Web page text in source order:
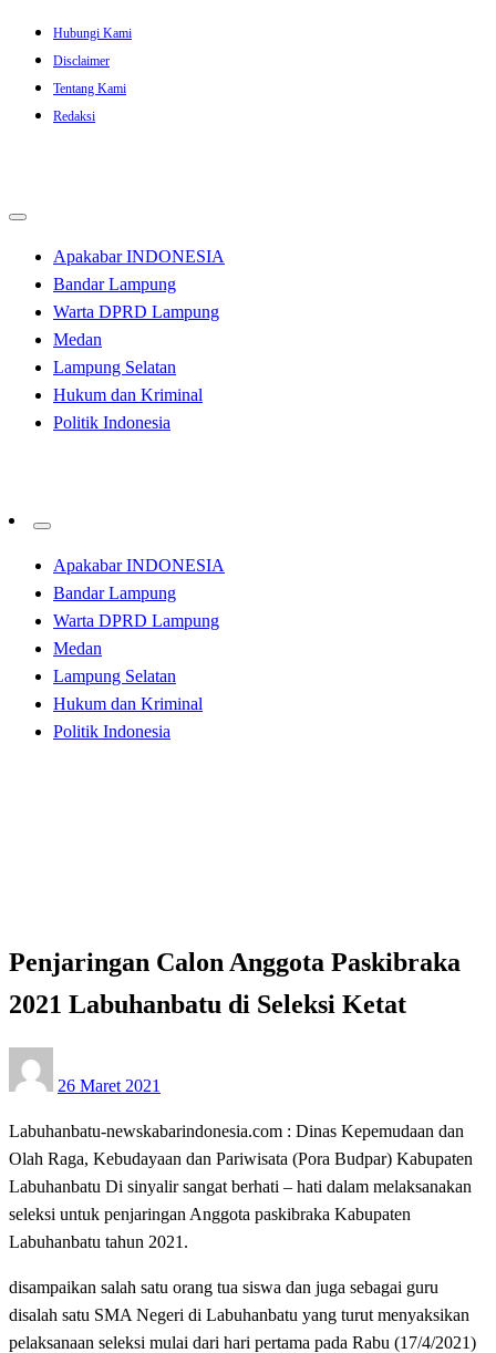
Skip
content
Hubungi Kami
Disclaimer
Tentang Kami
Redaksi
Apakabar INDONESIA
Bandar Lampung
Warta DPRD Lampung
Medan
Lampung Selatan
Hukum dan Kriminal
Politik Indonesia
Apakabar INDONESIA
Bandar Lampung
Warta DPRD Lampung
Medan
Lampung Selatan
Hukum dan Kriminal
Politik Indonesia
Penjaringan Calon Anggota Paskibraka
2021 Labuhanbatu di Seleksi Ketat
on
26 Maret 2021
Labuhanbatu-newskabarindonesia.com : Dinas Kepemudaan dan
Olah Raga, Kebudayaan dan Pariwisata (Pora Budpar) Kabupaten
Labuhanbatu Di sinyalir sangat berhati – hati dalam melaksanakan
seleksi untuk penjaringan Anggota paskibraka Kabupaten
Labuhanbatu tahun 2021.
disampaikan salah satu orang tua siswa dan juga sebagai guru
disalah satu SMA Negeri di Labuhanbatu yang turut menyaksikan
pelaksanaan seleksi mulai dari hari pertama pada Rabu (17/4/2021)